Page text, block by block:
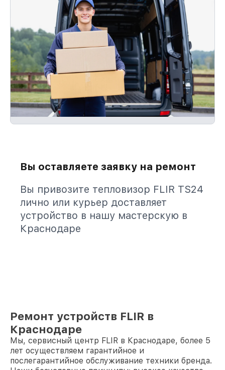
Вы оставляете заявку на ремонт
Вы привозите тепловизор FLIR TS24
лично или курьер доставляет
устройство в нашу мастерскую в
Краснодаре
Ремонт устройств FLIR в
Краснодаре
Мы, сервисный центр FLIR в Краснодаре, более 5
лет осуществляем гарантийное и
послегарантийное обслуживание техники бренда.